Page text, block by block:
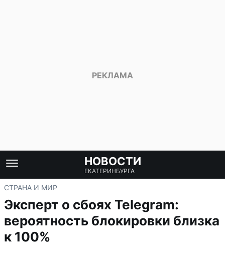
НОВОСТИ
ЕКАТЕРИНБУРГА
СТРАНА И МИР
Эксперт о сбоях Telegram:
вероятность блокировки близка
к 100%